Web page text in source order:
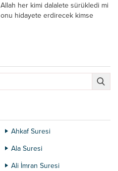
Allah her kimi dalalete sürükledi mi
onu hidayete erdirecek kimse
zikredilince de hemen sevinirler.
Rablerine karşı gelmekten
sakınanlar gruplar halinde cennete
Ahkaf Suresi
Ala Suresi
Ali İmran Suresi